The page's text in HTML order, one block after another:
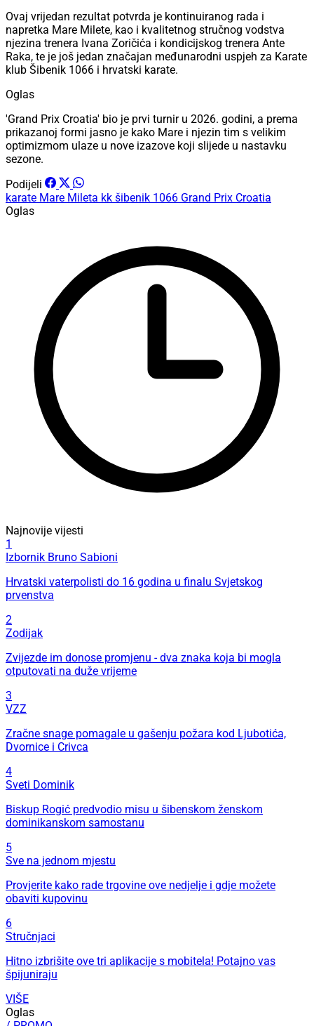
Ovaj vrijedan rezultat potvrda je kontinuiranog rada i
napretka Mare Milete, kao i kvalitetnog stručnog vodstva
njezina trenera Ivana Zoričića i kondicijskog trenera Ante
Raka, te je još jedan značajan međunarodni uspjeh za Karate
klub Šibenik 1066 i hrvatski karate.
Oglas
'Grand Prix Croatia' bio je prvi turnir u 2026. godini, a prema
prikazanoj formi jasno je kako Mare i njezin tim s velikim
optimizmom ulaze u nove izazove koji slijede u nastavku
sezone.
Podijeli
karate Mare Mileta kk šibenik 1066 Grand Prix Croatia
Oglas
Najnovije vijesti
1
Izbornik Bruno Sabioni
Hrvatski vaterpolisti do 16 godina u finalu Svjetskog
prvenstva
2
Zodijak
Zvijezde im donose promjenu - dva znaka koja bi mogla
otputovati na duže vrijeme
3
VZZ
Zračne snage pomagale u gašenju požara kod Ljubotića,
Dvornice i Crivca
4
Sveti Dominik
Biskup Rogić predvodio misu u šibenskom ženskom
dominikanskom samostanu
5
Sve na jednom mjestu
Provjerite kako rade trgovine ove nedjelje i gdje možete
obaviti kupovinu
6
Stručnjaci
Hitno izbrišite ove tri aplikacije s mobitela! Potajno vas
špijuniraju
VIŠE
Oglas